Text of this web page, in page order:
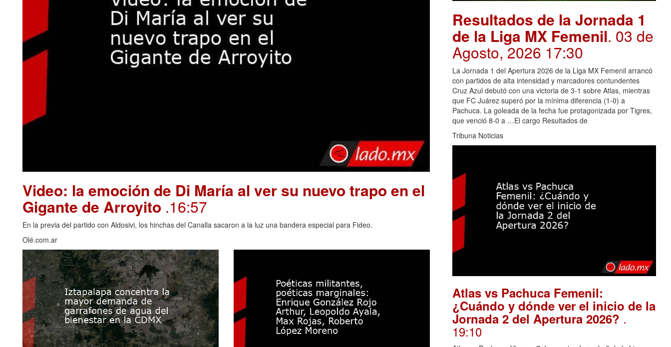
Video: la emoción de Di María al ver su nuevo trapo en el
Gigante de Arroyito .16:57
En la previa del partido con Aldosivi, los hinchas del Canalla sacaron a la luz una bandera especial para Fideo.
Olé.com.ar
Resultados de la Jornada 1
de la Liga MX Femenil. 03 de
Agosto, 2026 17:30
La Jornada 1 del Apertura 2026 de la Liga MX Femenil arrancó
con partidos de alta intensidad y marcadores contundentes
Cruz Azul debutó con una victoria de 3-1 sobre Atlas, mientras
que FC Juárez superó por la mínima diferencia (1-0) a
Pachuca. La goleada de la fecha fue protagonizada por Tigres,
que venció 8-0 a …El cargo Resultados de
Tribuna Noticias
Atlas vs Pachuca Femenil:
¿Cuándo y dónde ver el inicio de la
Jornada 2 del Apertura 2026? .
19:10